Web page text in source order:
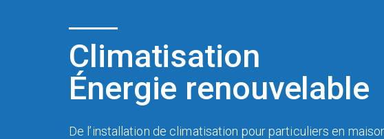
Climatisation
Énergie renouvelable
De l’installation de climatisation pour particuliers en